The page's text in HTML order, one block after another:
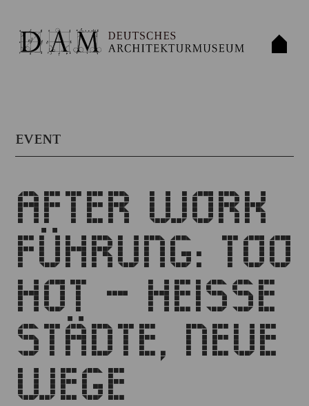
EVENT
AFTER WORK
FÜHRUNG: TOO
HOT – HEISSE
STÄDTE, NEUE
WEGE